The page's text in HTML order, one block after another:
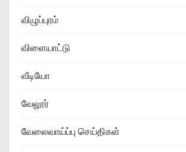
விழுப்புரம்
விளையாட்டு
வீடியோ
வேலூர்
வேலைவாய்ப்பு செய்திகள்